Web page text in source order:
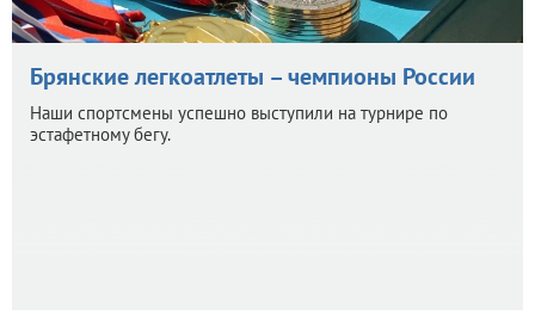
Брянские легкоатлеты – чемпионы России
Наши спортсмены успешно выступили на турнире по
эстафетному бегу.